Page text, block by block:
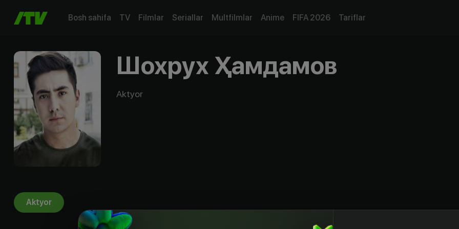
Bosh sahifa TV Filmlar Seriallar Multfilmlar Anime FIFA 2026 Tariflar
Шохрух Ҳамдамов
Aktyor
Aktyor